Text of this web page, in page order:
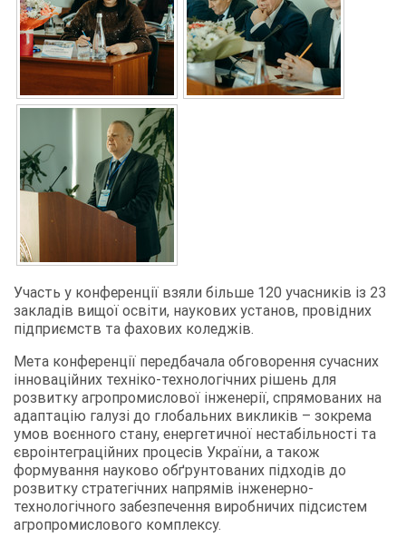
Участь у конференції взяли більше 120 учасників із 23
закладів вищої освіти, наукових установ, провідних
підприємств та фахових коледжів.
Мета конференції передбачала обговорення сучасних
інноваційних техніко-технологічних рішень для
розвитку агропромислової інженерії, спрямованих на
адаптацію галузі до глобальних викликів – зокрема
умов воєнного стану, енергетичної нестабільності та
євроінтеграційних процесів України, а також
формування науково обґрунтованих підходів до
розвитку стратегічних напрямів інженерно-
технологічного забезпечення виробничих підсистем
агропромислового комплексу.